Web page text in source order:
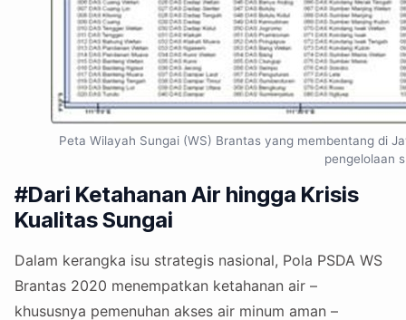
Peta Wilayah Sungai (WS) Brantas yang membentang di
pengelolaan
#Dari Ketahanan Air hingga Krisis
Kualitas Sungai
Dalam kerangka isu strategis nasional, Pola PSDA WS
Brantas 2020 menempatkan ketahanan air –
khususnya pemenuhan akses air minum aman –